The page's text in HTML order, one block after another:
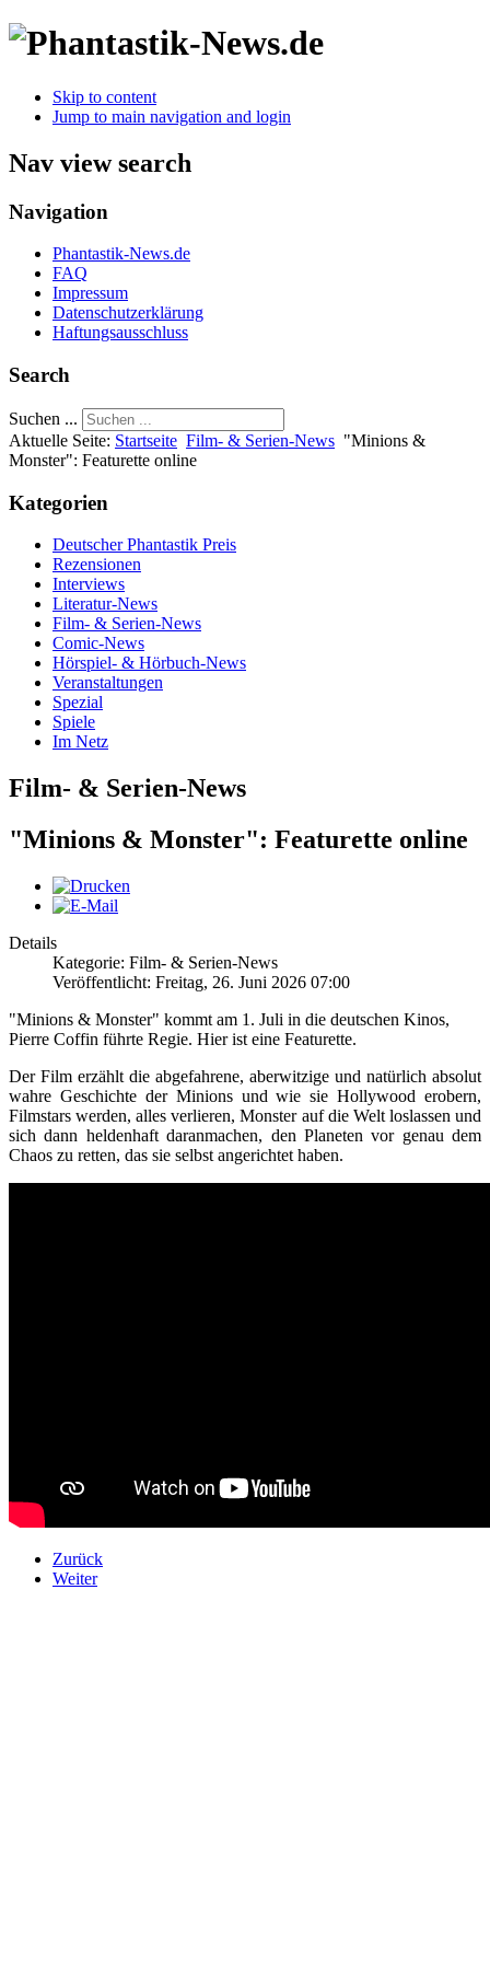
Skip to content
Jump to main navigation and login
Nav view search
Navigation
Phantastik-News.de
FAQ
Impressum
Datenschutzerklärung
Haftungsausschluss
Search
Suchen ...
Aktuelle Seite: Startseite Film- & Serien-News "Minions &
Monster": Featurette online
Kategorien
Deutscher Phantastik Preis
Rezensionen
Interviews
Literatur-News
Film- & Serien-News
Comic-News
Hörspiel- & Hörbuch-News
Veranstaltungen
Spezial
Spiele
Im Netz
Film- & Serien-News
"Minions & Monster": Featurette online
Details
Kategorie: Film- & Serien-News
Veröffentlicht: Freitag, 26. Juni 2026 07:00
"Minions & Monster" kommt am 1. Juli in die deutschen Kinos,
Pierre Coffin führte Regie. Hier ist eine Featurette.
Der Film erzählt die abgefahrene, aberwitzige und natürlich absolut
wahre Geschichte der Minions und wie sie Hollywood erobern,
Filmstars werden, alles verlieren, Monster auf die Welt loslassen und
sich dann heldenhaft daranmachen, den Planeten vor genau dem
Chaos zu retten, das sie selbst angerichtet haben.
Zurück
Weiter